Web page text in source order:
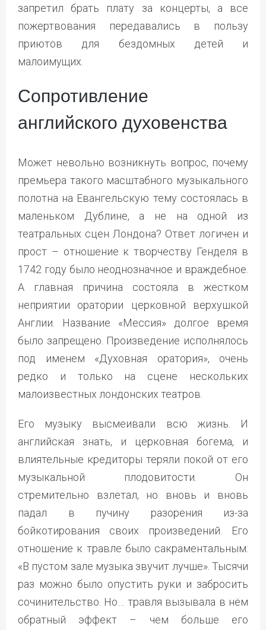
запретил брать плату за концерты, а все
пожертвования передавались в пользу
приютов для бездомных детей и
малоимущих.
Сопротивление
английского духовенства
Может невольно возникнуть вопрос, почему
премьера такого масштабного музыкального
полотна на Евангельскую тему состоялась в
маленьком Дублине, а не на одной из
театральных сцен Лондона? Ответ логичен и
прост – отношение к творчеству Генделя в
1742 году было неоднозначное и враждебное.
А главная причина состояла в жестком
неприятии оратории церковной верхушкой
Англии. Название «Мессия» долгое время
было запрещено. Произведение исполнялось
под именем «Духовная оратория», очень
редко и только на сцене нескольких
малоизвестных лондонских театров.
Его музыку высмеивали всю жизнь. И
английская знать, и церковная богема, и
влиятельные кредиторы теряли покой от его
музыкальной плодовитости. Он
стремительно взлетал, но вновь и вновь
падал в пучину разорения из-за
бойкотирования своих произведений. Его
отношение к травле было сакраментальным:
«В пустом зале музыка звучит лучше». Тысячи
раз можно было опустить руки и забросить
сочинительство. Но… травля вызывала в нём
обратный эффект – чем больше его